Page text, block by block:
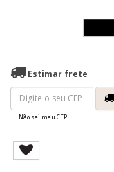
Estimar frete
Não sei meu CEP